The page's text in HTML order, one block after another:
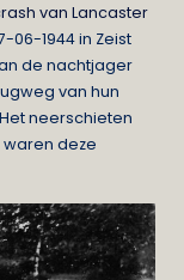
van Lancaster
06-1944 in Zeist
de nachtjager
van hun
neerschieten
deze